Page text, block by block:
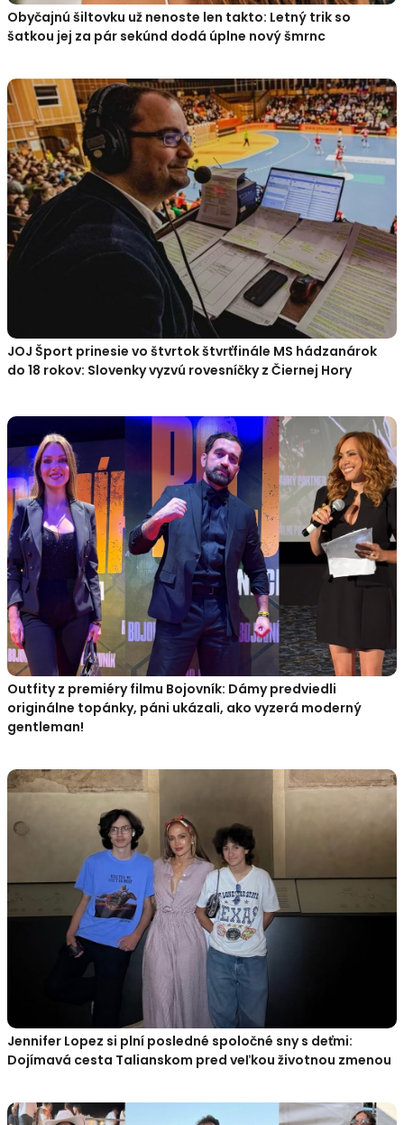
Obyčajnú šiltovku už nenoste len takto: Letný trik so
šatkou jej za pár sekúnd dodá úplne nový šmrnc
JOJ Šport prinesie vo štvrtok štvrťfinále MS hádzanárok
do 18 rokov: Slovenky vyzvú rovesníčky z Čiernej Hory
Outfity z premiéry filmu Bojovník: Dámy predviedli
originálne topánky, páni ukázali, ako vyzerá moderný
gentleman!
Jennifer Lopez si plní posledné spoločné sny s deťmi:
Dojímavá cesta Talianskom pred veľkou životnou zmenou